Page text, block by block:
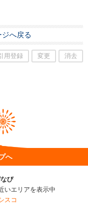
へ戻る
用登録 変更 消去
へ
び
いエリアを表示中
スコ